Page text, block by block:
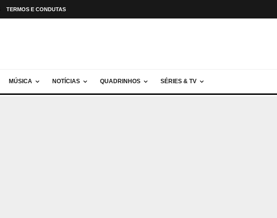
TERMOS E CONDUTAS
MÚSICA NOTÍCIAS QUADRINHOS SÉRIES & TV